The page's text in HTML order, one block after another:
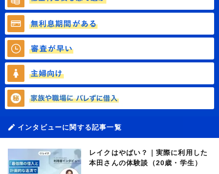
インタビューに関する記事一覧
レイクはやばい？｜実際に利用した
本田さんの体験談（20歳・学生）